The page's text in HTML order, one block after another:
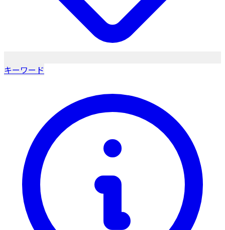
キーワード